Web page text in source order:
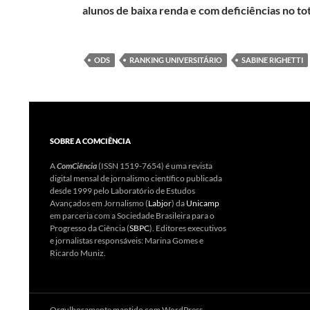
alunos de baixa renda e com deficiências no
ODS RANKING UNIVERSITÁRIO SABINE RIGHETTI
SOBRE A COMCIÊNCIA
AComCiência(ISSN 1519-7654) é uma revista
digital mensal de jornalismo científico publicada
desde 1999 pelo Laboratório de Estudos
Avançados em Jornalismo (Labjor) da Unicamp
em parceria com a Sociedade Brasileira para o
Progresso da Ciência (SBPC). Editores executivos
e jornalistas responsáveis: Marina Gomes e
Ricardo Muniz.